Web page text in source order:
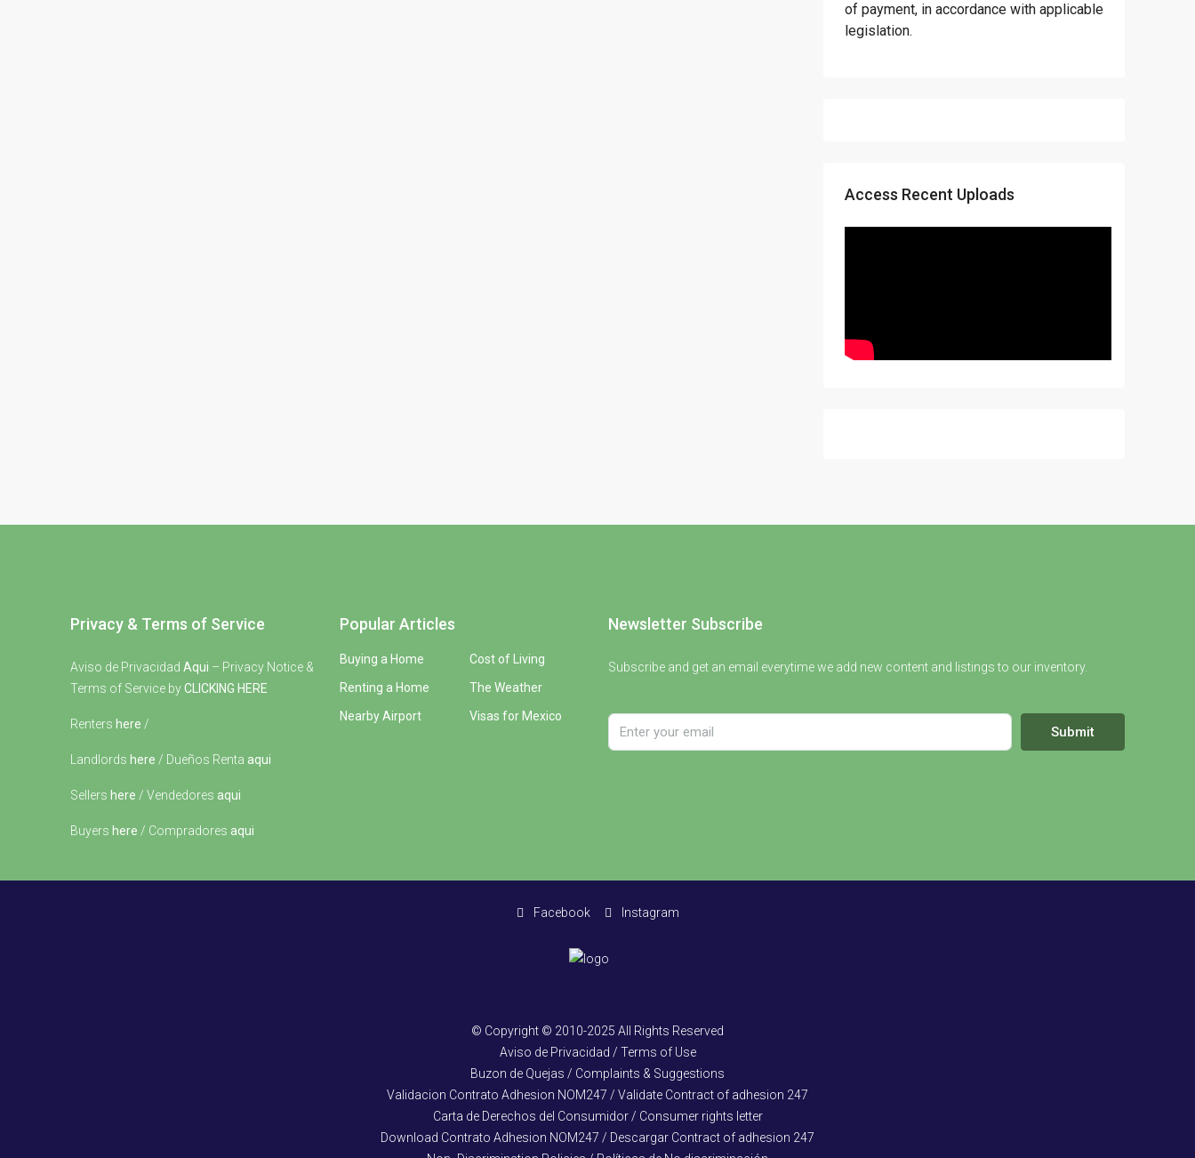
of payment, in accordance with applicable
legislation.
Access Recent Uploads
Privacy & Terms of Service
Aviso de Privacidad Aqui – Privacy Notice &
Terms of Service byCLICKING HERE
Renters here /
Landlords here / Dueños Renta aqui
Sellers here / Vendedores aqui
Buyers here / Compradores aqui
Popular Articles
Buying a Home
Renting a Home
Nearby Airport
Cost of Living
The Weather
Visas for Mexico
Newsletter Subscribe
Subscribe and get an email everytime we add new content and listings to our inventory.
Submit
Facebook Instagram
© Copyright © 2010-2025 All Rights Reserved
Aviso de Privacidad / Terms of Use
Buzon de Quejas / Complaints & Suggestions
Validacion Contrato Adhesion NOM247 / Validate Contract of adhesion 247
Carta de Derechos del Consumidor / Consumer rights letter
Download Contrato Adhesion NOM247 / Descargar Contract of adhesion 247